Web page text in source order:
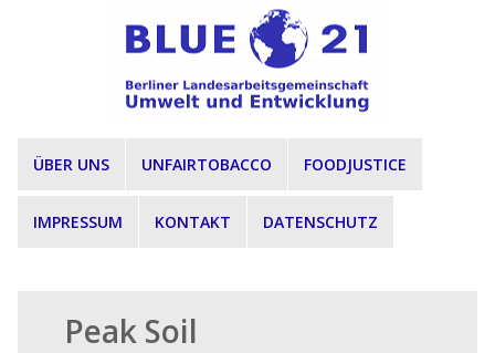
ÜBER UNS UNFAIRTOBACCO FOODJUSTICE
IMPRESSUM KONTAKT DATENSCHUTZ
Peak Soil